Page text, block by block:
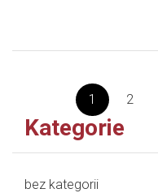
1 2
Kategorie
bez kategorii